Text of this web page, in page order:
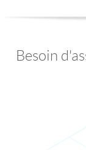
Besoin